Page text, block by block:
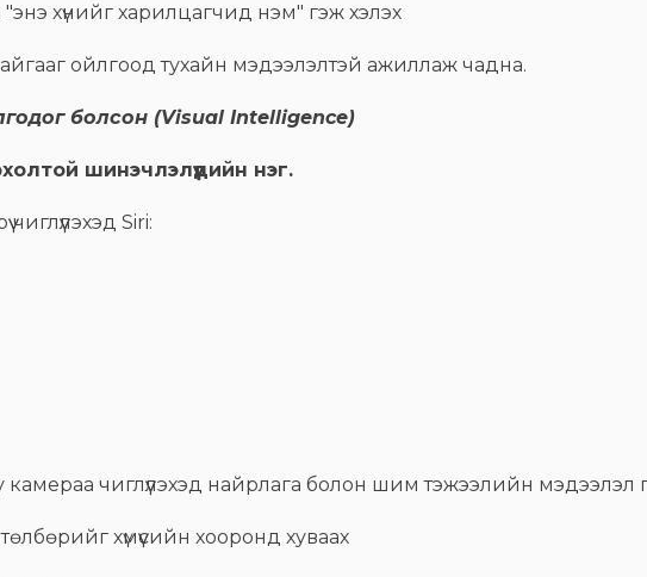
хүнийг харилцагчид нэм" гэж хэлэх
ойлгоод тухайн мэдээлэлтэй ажиллаж чадна.
болсон (Visual Intelligence)
шинэчлэлүүдийн нэг.
Siri:
камераа чиглүүлэхэд найрлага болон шим тэжээлийн мэдээлэл
хүмүүсийн хооронд хуваах